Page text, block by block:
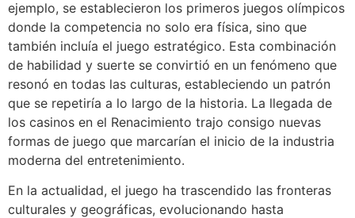
ejemplo, se establecieron los primeros juegos olímpicos
donde la competencia no solo era física, sino que
también incluía el juego estratégico. Esta combinación
de habilidad y suerte se convirtió en un fenómeno que
resonó en todas las culturas, estableciendo un patrón
que se repetiría a lo largo de la historia. La llegada de
los casinos en el Renacimiento trajo consigo nuevas
formas de juego que marcarían el inicio de la industria
moderna del entretenimiento.
En la actualidad, el juego ha trascendido las fronteras
culturales y geográficas, evolucionando hasta